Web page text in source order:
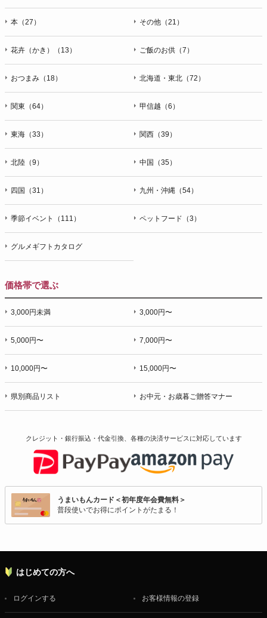
本（27） その他（21）
花卉（かき）（13） ご飯のお供（7）
おつまみ（18） 北海道・東北（72）
関東（64） 甲信越（6）
東海（33） 関西（39）
北陸（9） 中国（35）
四国（31） 九州・沖縄（54）
季節イベント（111） ペットフード（3）
グルメギフトカタログ
価格帯で選ぶ
3,000円未満 3,000円〜
5,000円〜 7,000円〜
10,000円〜 15,000円〜
県別商品リスト お中元・お歳暮ご贈答マナー
クレジット・銀行振込・代金引換、各種の決済サービスに対応しています
うまいもんカード＜初年度年会費無料＞
普段使いでお得にポイントがたまる！
はじめての方へ
ログインする お客様情報の登録